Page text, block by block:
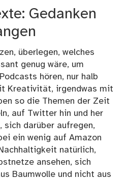
Gedanken
überlegen, welches
genug wäre, um
hören, nur halb
Kreativität, irgendwas mit
so die Themen der Zeit
auf Twitter hin und her
sich darüber aufregen,
ein wenig auf Amazon
natürlich,
ansehen, sich
Baumwolle und nicht aus